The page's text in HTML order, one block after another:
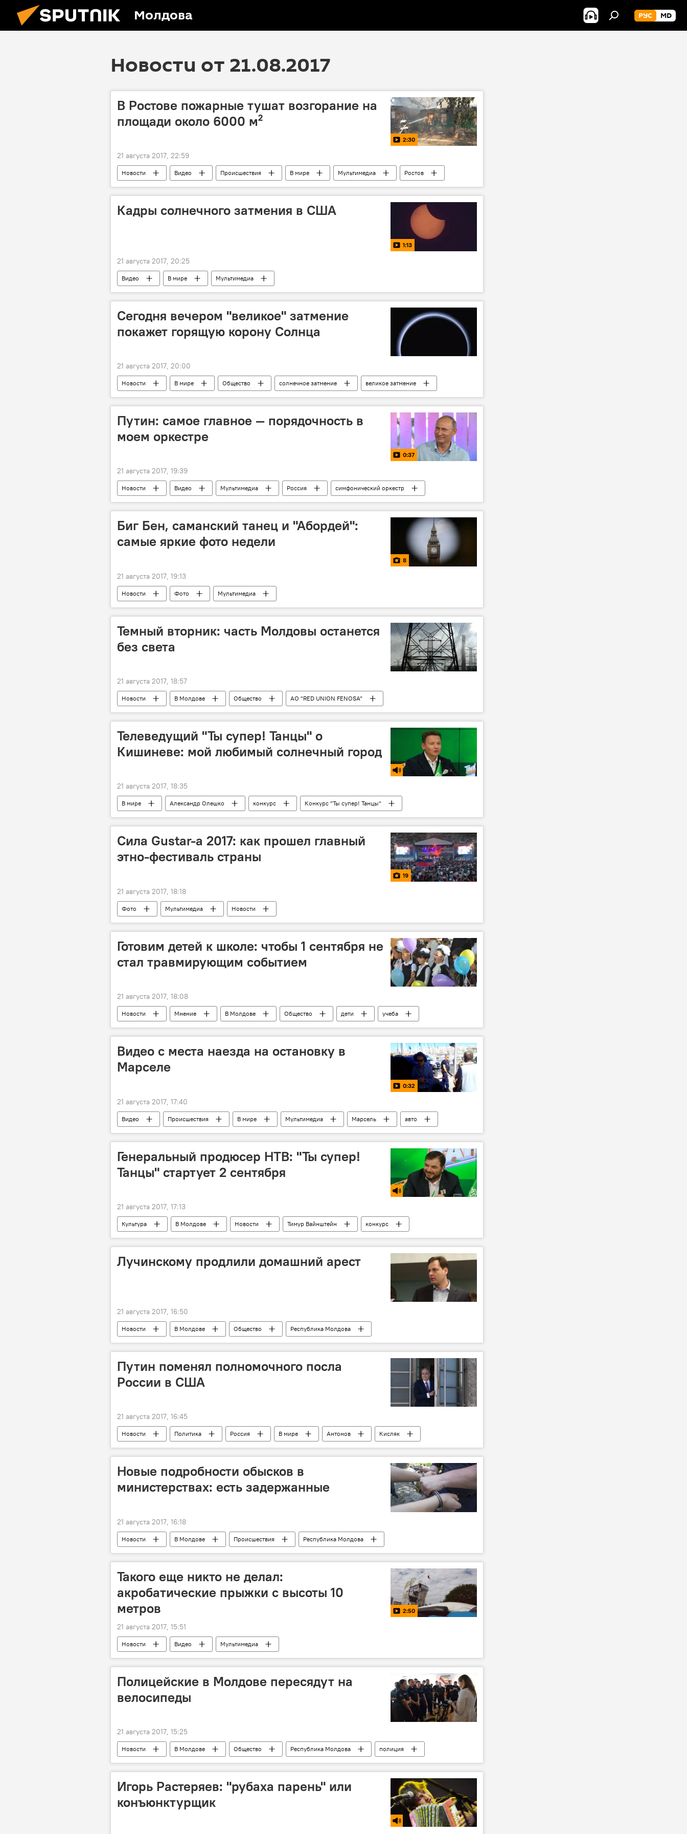
Молдова РУС MD
Новости от 21.08.2017
В Ростове пожарные тушат возгорание на
площади около 6000 м²
2:30
21 августа 2017, 22:59
Новости Видео Происшествия В мире Мультимедиа
Ростов
МЧС
огонь Пожар
Кадры солнечного затмения в США
1:13
21 августа 2017, 20:25
Видео В мире Мультимедиа
Сегодня вечером "великое" затмение
покажет горящую корону Солнца
21 августа 2017, 20:00
Новости В мире Общество солнечное затмение великое затмение
Путин: самое главное — порядочность в
моем оркестре
0:37
21 августа 2017, 19:39
Новости Видео Мультимедиа Россия
симфонический оркестр
Владимир Путин
Биг Бен, саманский танец и "Абордей":
самые яркие фото недели
8
21 августа 2017, 19:13
Новости Фото Мультимедиа
Темный вторник: часть Молдовы останется
без света
21 августа 2017, 18:57
Новости В Молдове Общество
АО "RED UNION FENOSA"
новости в Молдове
отключение электроэнергии где не будет света
Телеведущий "Ты супер! Танцы" о
Кишиневе: мой любимый солнечный город
21 августа 2017, 18:35
В мире Александр Олешко конкурс
Конкурс "Ты супер! Танцы"
Культура
Сила Gustar-а 2017: как прошел главный
этно-фестиваль страны
19
21 августа 2017, 18:18
Фото Мультимедиа Новости
Готовим детей к школе: чтобы 1 сентября не
стал травмирующим событием
21 августа 2017, 18:08
Новости Мнение В Молдове Общество дети
учеба
школа
психологи
Видео с места наезда на остановку в
Марселе
0:32
21 августа 2017, 17:40
Видео Происшествия В мире Мультимедиа Марсель
авто
наезд
Генеральный продюсер НТВ: "Ты супер!
Танцы" стартует 2 сентября
21 августа 2017, 17:13
Культура В Молдове Новости Тимур Вайнштейн
конкурс
НТВ
Конкурс "Ты супер! Танцы"
Лучинскому продлили домашний арест
21 августа 2017, 16:50
Новости В Молдове Общество
Республика Молдова
Кирилл Лучинский
Василиса Мунтяну
Суд столичного сектора Буюканы
Путин поменял полномочного посла
России в США
21 августа 2017, 16:45
Новости Политика Россия В мире Антонов
Кисляк
Владимир Путин
Мария Захарова
Новые подробности обысков в
министерствах: есть задержанные
21 августа 2017, 16:18
Новости В Молдове Происшествия
Республика Молдова
Национальный антикоррупционный центр
Министерство юстиции
задержание
Министерство образования и исследований Республики Молдова
Такого еще никто не делал:
акробатические прыжки с высоты 10
метров
2:50
21 августа 2017, 15:51
Новости Видео Мультимедиа
Полицейские в Молдове пересядут на
велосипеды
21 августа 2017, 15:25
Новости В Молдове Общество Республика Молдова
полиция
велосипед
Игорь Растеряев: "рубаха парень" или
конъюнктурщик